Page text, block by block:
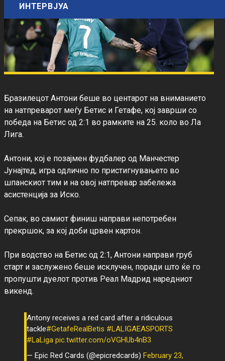
ИНТЕРВЈУА
Бразилецот Антони беше во центарот на вниманието
на натпреварот меѓу Бетис и Гетафе, кој заврши со
победа на Бетис од 2:1 во рамките на 25. коло во Ла
Лига.
Антони, кој е позајмен фудбалер од Манчестер
Јунајтед, игра одлично по пристигнувањето во
шпанскиот тим и на овој натпревар забележа
асистенција за Иско.
Сепак, во самиот финиш направи непотребен
прекршок, за кој доби црвен картон.
При водство на Бетис од 2:1, Антони направи груб
старт и заслужено беше исклучен, поради што ќе го
пропушти дуелот против Реал Мадрид наредниот
Antony receives a red card after a ridiculous
tackle#GetafeRealBetis #LALIGAEASPORTS
#LaLiga pic.twitter.com/oVGHUb4nB3
— Epic Red Cards (@epicredcards) February 23,